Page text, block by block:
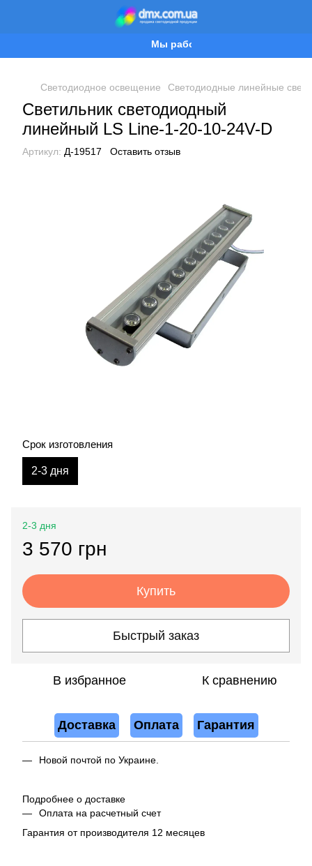
Мы работаем!
Светодиодное освещение Светодиодные линейные
Светильник светодиодный
линейный LS Line-1-20-10-24V-D
Артикул: Д-19517 Оставить отзыв
Срок изготовления
2-3 дня
2-3 дня
3 570 грн
Купить
Быстрый заказ
В избранное К сравнению
Доставка Оплата Гарантия
Новой почтой по Украине.
Подробнее о доставке
Оплата на расчетный счет
Гарантия от производителя 12 месяцев